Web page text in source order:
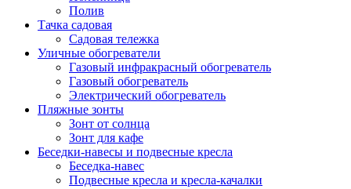
Полив
Тачка садовая
Садовая тележка
Уличные обогреватели
Газовый инфракрасный обогреватель
Газовый обогреватель
Электрический обогреватель
Пляжные зонты
Зонт от солнца
Зонт для кафе
Беседки-навесы и подвесные кресла
Беседка-навес
Подвесные кресла и кресла-качалки